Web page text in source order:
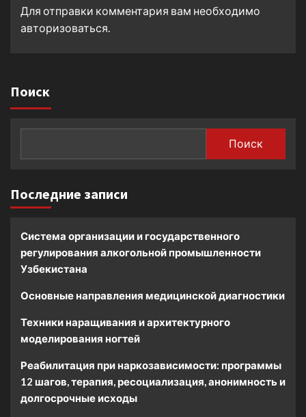
Для отправки комментария вам необходимо
авторизоваться
Поиск
Поиск
Последние записи
Система организации и государственного
регулирования алкогольной промышленности
Узбекистана
Основные направления медицинской диагностики
Техники наращивания и архитектурного
моделирования ногтей
Реабилитация при наркозависимости: программы
12 шагов, терапия, ресоциализация, анонимность и
долгосрочные исходы